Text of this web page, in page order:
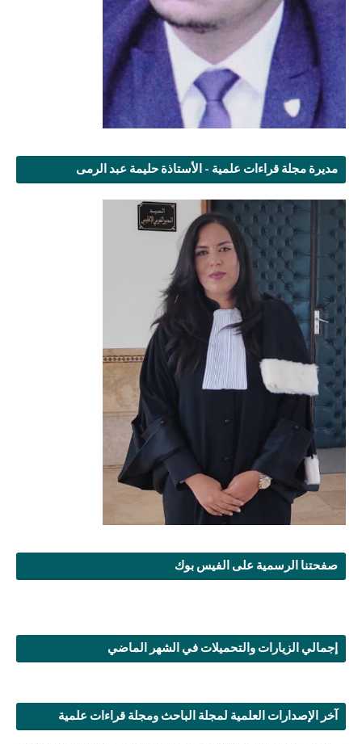
مديرة مجلة قراءات علمية - الأستاذة حليمة عبد الرمى
صفحتنا الرسمية على الفيس بوك
إجمالي الزيارات والتحميلات في الشهر الماضي
آخر الإصدارات العلمية لمجلة الباحث ومجلة قراءات علمية